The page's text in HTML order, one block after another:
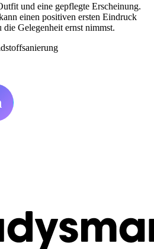
und eine gepflegte Erscheinung.
einen positiven ersten Eindruck
die Gelegenheit ernst nimmst.